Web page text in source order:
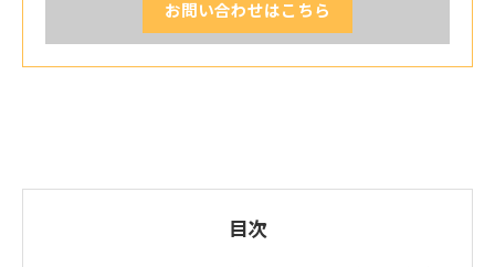
お問い合わせはこちら
目次